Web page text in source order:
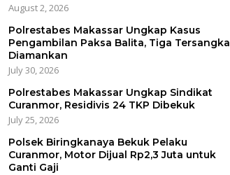
August 2, 2026
Polrestabes Makassar Ungkap Kasus
Pengambilan Paksa Balita, Tiga Tersangka
Diamankan
July 30, 2026
Polrestabes Makassar Ungkap Sindikat
Curanmor, Residivis 24 TKP Dibekuk
July 25, 2026
Polsek Biringkanaya Bekuk Pelaku
Curanmor, Motor Dijual Rp2,3 Juta untuk
Ganti Gaji